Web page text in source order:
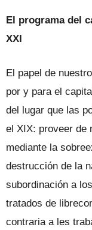
El programa del
XXI
El papel de
por y para el
del lugar que las
el XIX: proveer de
mediante la
destrucción de la
subordinación a
tratados de
contraria a les